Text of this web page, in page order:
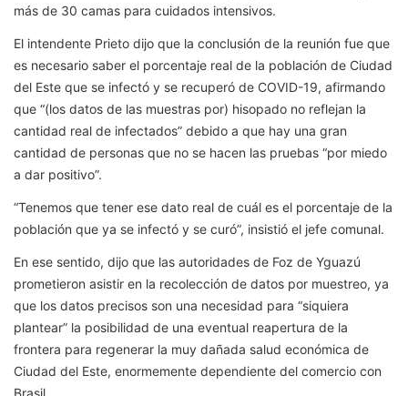
más de 30 camas para cuidados intensivos.
El intendente Prieto dijo que la conclusión de la reunión fue que
es necesario saber el porcentaje real de la población de Ciudad
del Este que se infectó y se recuperó de COVID-19, afirmando
que “(los datos de las muestras por) hisopado no reflejan la
cantidad real de infectados” debido a que hay una gran
cantidad de personas que no se hacen las pruebas “por miedo
a dar positivo”.
“Tenemos que tener ese dato real de cuál es el porcentaje de la
población que ya se infectó y se curó”, insistió el jefe comunal.
En ese sentido, dijo que las autoridades de Foz de Yguazú
prometieron asistir en la recolección de datos por muestreo, ya
que los datos precisos son una necesidad para “siquiera
plantear” la posibilidad de una eventual reapertura de la
frontera para regenerar la muy dañada salud económica de
Ciudad del Este, enormemente dependiente del comercio con
Brasil.